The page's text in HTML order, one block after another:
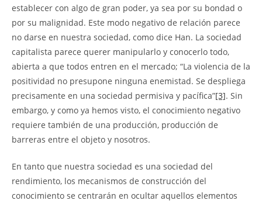
establecer con algo de gran poder, ya sea por su bondad o
por su malignidad. Este modo negativo de relación parece
no darse en nuestra sociedad, como dice Han. La sociedad
capitalista parece querer manipularlo y conocerlo todo,
abierta a que todos entren en el mercado; “La violencia de la
positividad no presupone ninguna enemistad. Se despliega
precisamente en una sociedad permisiva y pacífica”[3]. Sin
embargo, y como ya hemos visto, el conocimiento negativo
requiere también de una producción, producción de
barreras entre el objeto y nosotros.
En tanto que nuestra sociedad es una sociedad del
rendimiento, los mecanismos de construcción del
conocimiento se centrarán en ocultar aquellos elementos